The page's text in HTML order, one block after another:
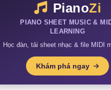
PianoZi
PIANO SHEET MUSIC &
LEARNING
Học đàn, tải sheet nhạc & file MIDI
Khám phá ngay